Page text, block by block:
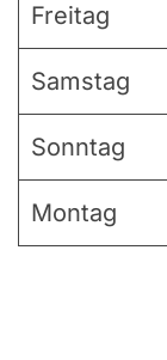
Freitag
Samstag
Sonntag
Montag